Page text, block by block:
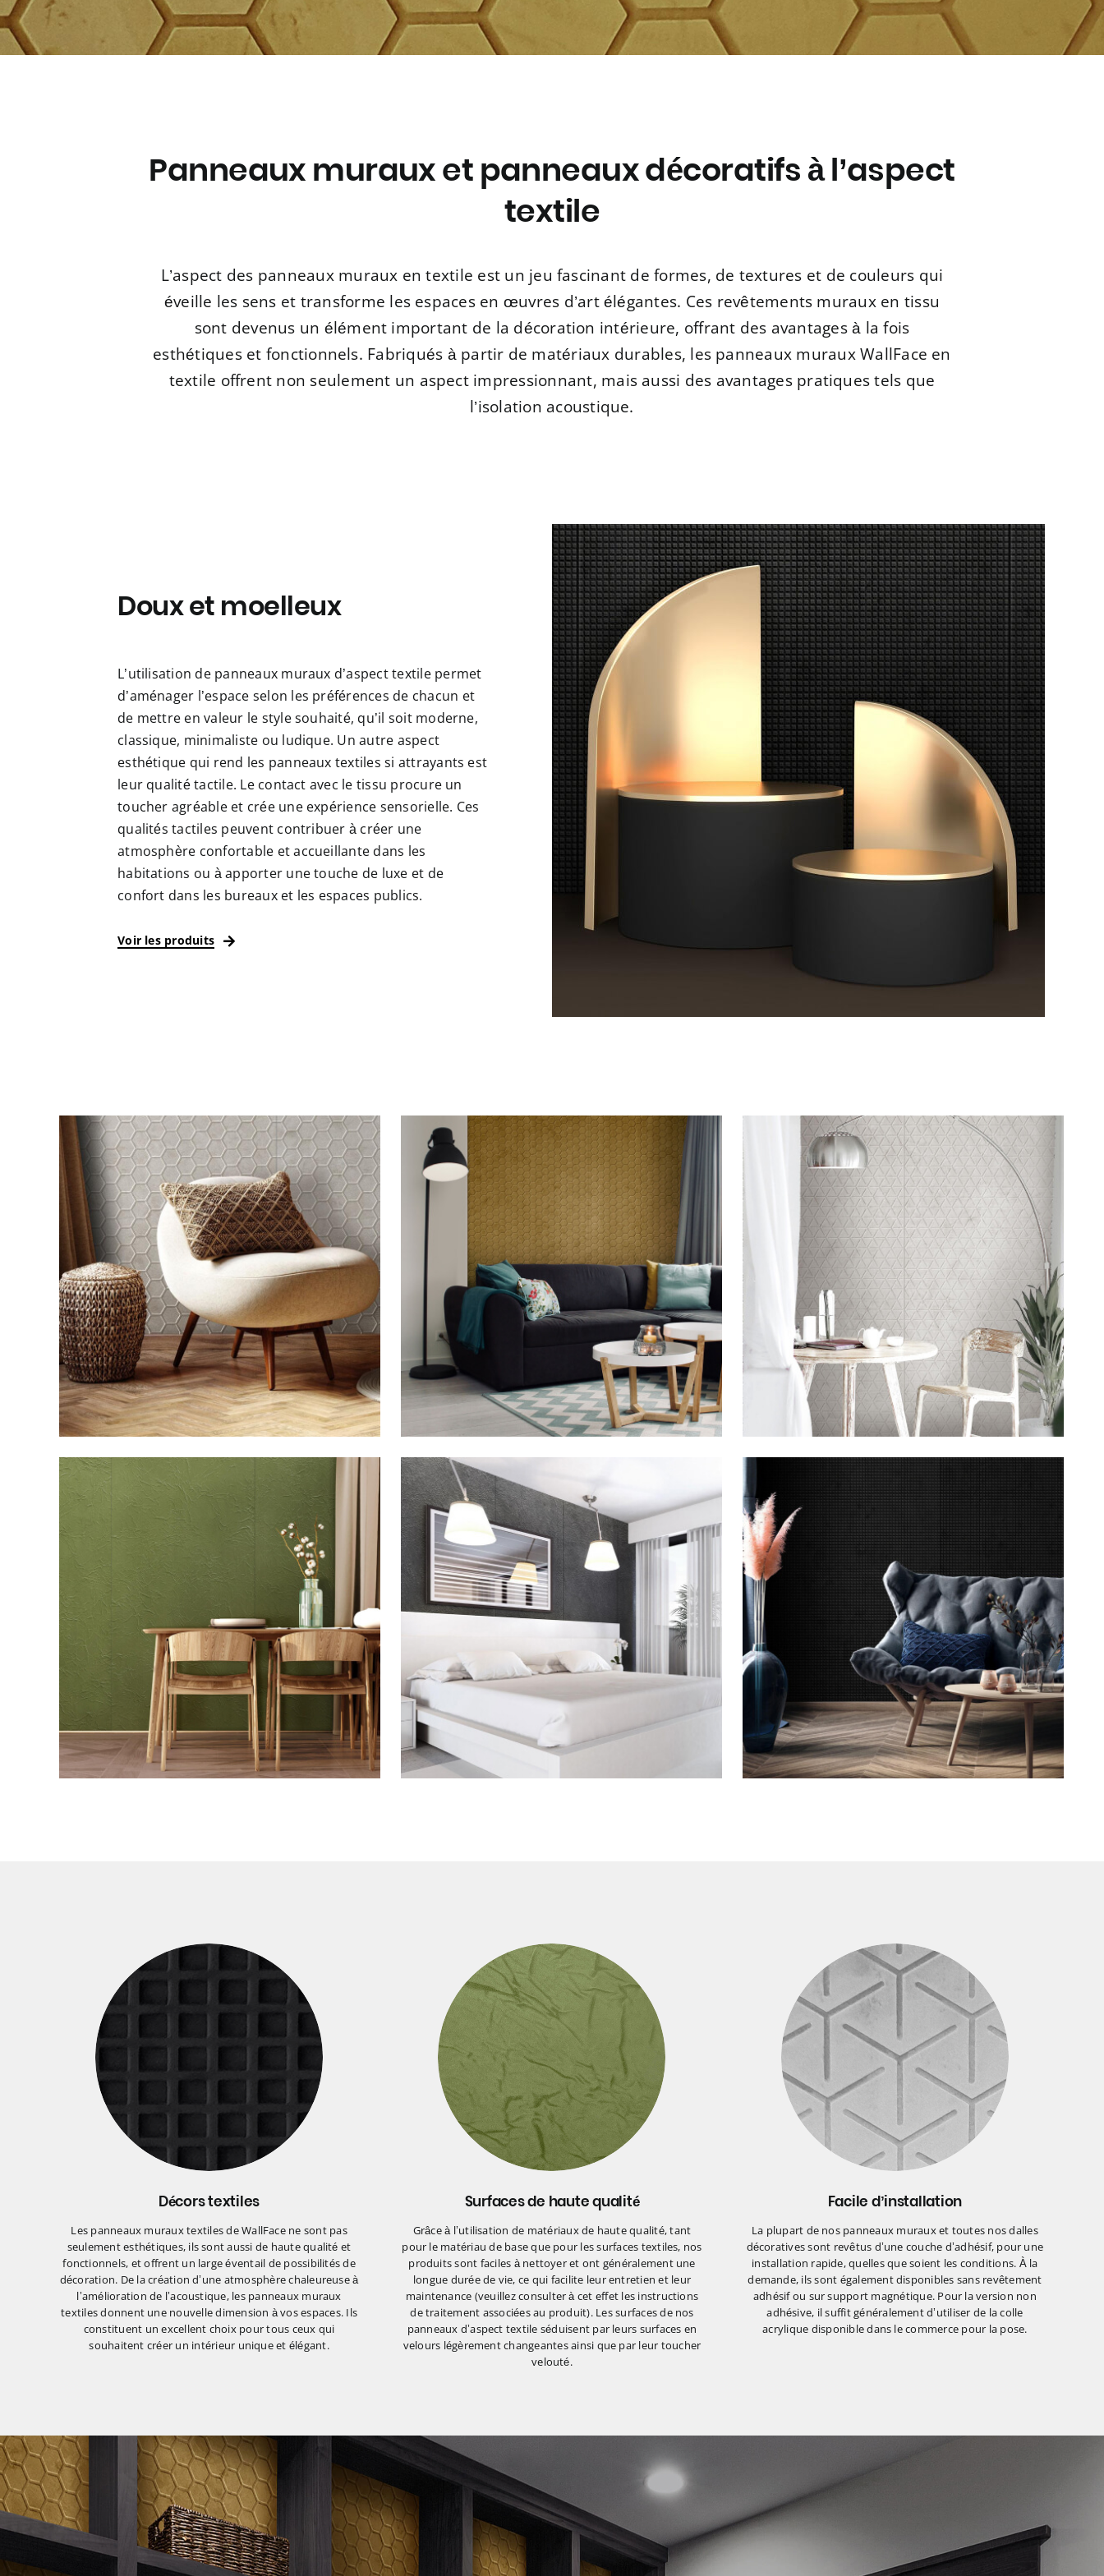
Panneaux muraux et panneaux décoratifs à l’aspect
textile
L’aspect des panneaux muraux en textile est un jeu fascinant de formes, de textures et de couleurs qui
éveille les sens et transforme les espaces en œuvres d’art élégantes. Ces revêtements muraux en tissu
sont devenus un élément important de la décoration intérieure, offrant des avantages à la fois
esthétiques et fonctionnels. Fabriqués à partir de matériaux durables, les panneaux muraux WallFace en
textile offrent non seulement un aspect impressionnant, mais aussi des avantages pratiques tels que
l’isolation acoustique.
Doux et moelleux
L’utilisation de panneaux muraux d’aspect textile permet
d’aménager l’espace selon les préférences de chacun et
de mettre en valeur le style souhaité, qu’il soit moderne,
classique, minimaliste ou ludique. Un autre aspect
esthétique qui rend les panneaux textiles si attrayants est
leur qualité tactile. Le contact avec le tissu procure un
toucher agréable et crée une expérience sensorielle. Ces
qualités tactiles peuvent contribuer à créer une
atmosphère confortable et accueillante dans les
habitations ou à apporter une touche de luxe et de
confort dans les bureaux et les espaces publics.
Voir les produits
Décors textiles
Les panneaux muraux textiles de WallFace ne sont pas
seulement esthétiques, ils sont aussi de haute qualité et
fonctionnels, et offrent un large éventail de possibilités de
décoration. De la création d’une atmosphère chaleureuse à
l’amélioration de l’acoustique, les panneaux muraux
textiles donnent une nouvelle dimension à vos espaces. Ils
constituent un excellent choix pour tous ceux qui
souhaitent créer un intérieur unique et élégant.
Surfaces de haute qualité
Grâce à l’utilisation de matériaux de haute qualité, tant
pour le matériau de base que pour les surfaces textiles, nos
produits sont faciles à nettoyer et ont généralement une
longue durée de vie, ce qui facilite leur entretien et leur
maintenance (veuillez consulter à cet effet les instructions
de traitement associées au produit). Les surfaces de nos
panneaux d’aspect textile séduisent par leurs surfaces en
velours légèrement changeantes ainsi que par leur toucher
velouté.
Facile d’installation
La plupart de nos panneaux muraux et toutes nos dalles
décoratives sont revêtus d’une couche d’adhésif, pour une
installation rapide, quelles que soient les conditions. À la
demande, ils sont également disponibles sans revêtement
adhésif ou sur support magnétique. Pour la version non
adhésive, il suffit généralement d’utiliser de la colle
acrylique disponible dans le commerce pour la pose.